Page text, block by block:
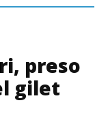
preso
gilet